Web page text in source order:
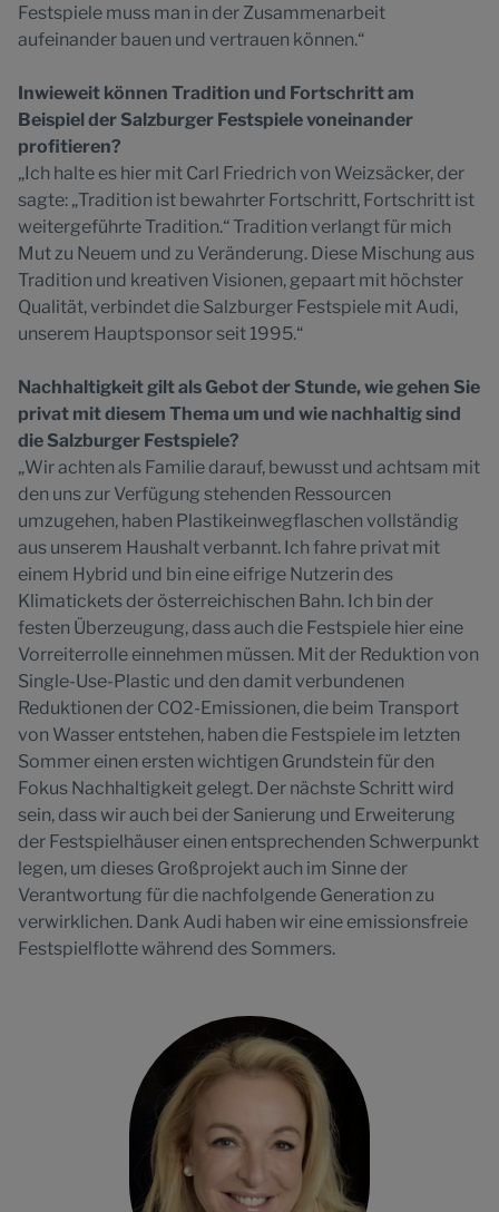
Festspiele muss man in der Zusammenarbeit
aufeinander bauen und vertrauen können.“
Inwieweit können Tradition und Fortschritt am
Beispiel der Salzburger Festspiele voneinander
profitieren?
„Ich halte es hier mit Carl Friedrich von Weizsäcker, der
sagte: „Tradition ist bewahrter Fortschritt, Fortschritt ist
weitergeführte Tradition.“ Tradition verlangt für mich
Mut zu Neuem und zu Veränderung. Diese Mischung aus
Tradition und kreativen Visionen, gepaart mit höchster
Qualität, verbindet die Salzburger Festspiele mit Audi,
unserem Hauptsponsor seit 1995.“
Nachhaltigkeit gilt als Gebot der Stunde, wie gehen Sie
privat mit diesem Thema um und wie nachhaltig sind
die Salzburger Festspiele?
„Wir achten als Familie darauf, bewusst und achtsam mit
den uns zur Verfügung stehenden Ressourcen
umzugehen, haben Plastikeinwegflaschen vollständig
aus unserem Haushalt verbannt. Ich fahre privat mit
einem Hybrid und bin eine eifrige Nutzerin des
Klimatickets der österreichischen Bahn. Ich bin der
festen Überzeugung, dass auch die Festspiele hier eine
Vorreiterrolle einnehmen müssen. Mit der Reduktion von
Single-Use-Plastic und den damit verbundenen
Reduktionen der CO2-Emissionen, die beim Transport
von Wasser entstehen, haben die Festspiele im letzten
Sommer einen ersten wichtigen Grundstein für den
Fokus Nachhaltigkeit gelegt. Der nächste Schritt wird
sein, dass wir auch bei der Sanierung und Erweiterung
der Festspielhäuser einen entsprechenden Schwerpunkt
legen, um dieses Großprojekt auch im Sinne der
Verantwortung für die nachfolgende Generation zu
verwirklichen. Dank Audi haben wir eine emissionsfreie
Festspielflotte während des Sommers.